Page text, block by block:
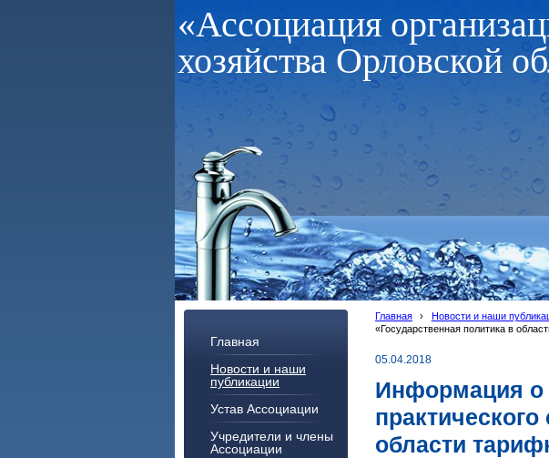
«Ассоциация
хозяйства Орловской
Главная
Новости и наши
публикации
Устав Ассоциации
Учредители и члены
Ассоциации
Главная › Новости и наши
«Государственная политика в
05.04.2018
Информация о
области